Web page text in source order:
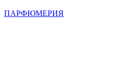
ПАРФЮМЕРИЯ